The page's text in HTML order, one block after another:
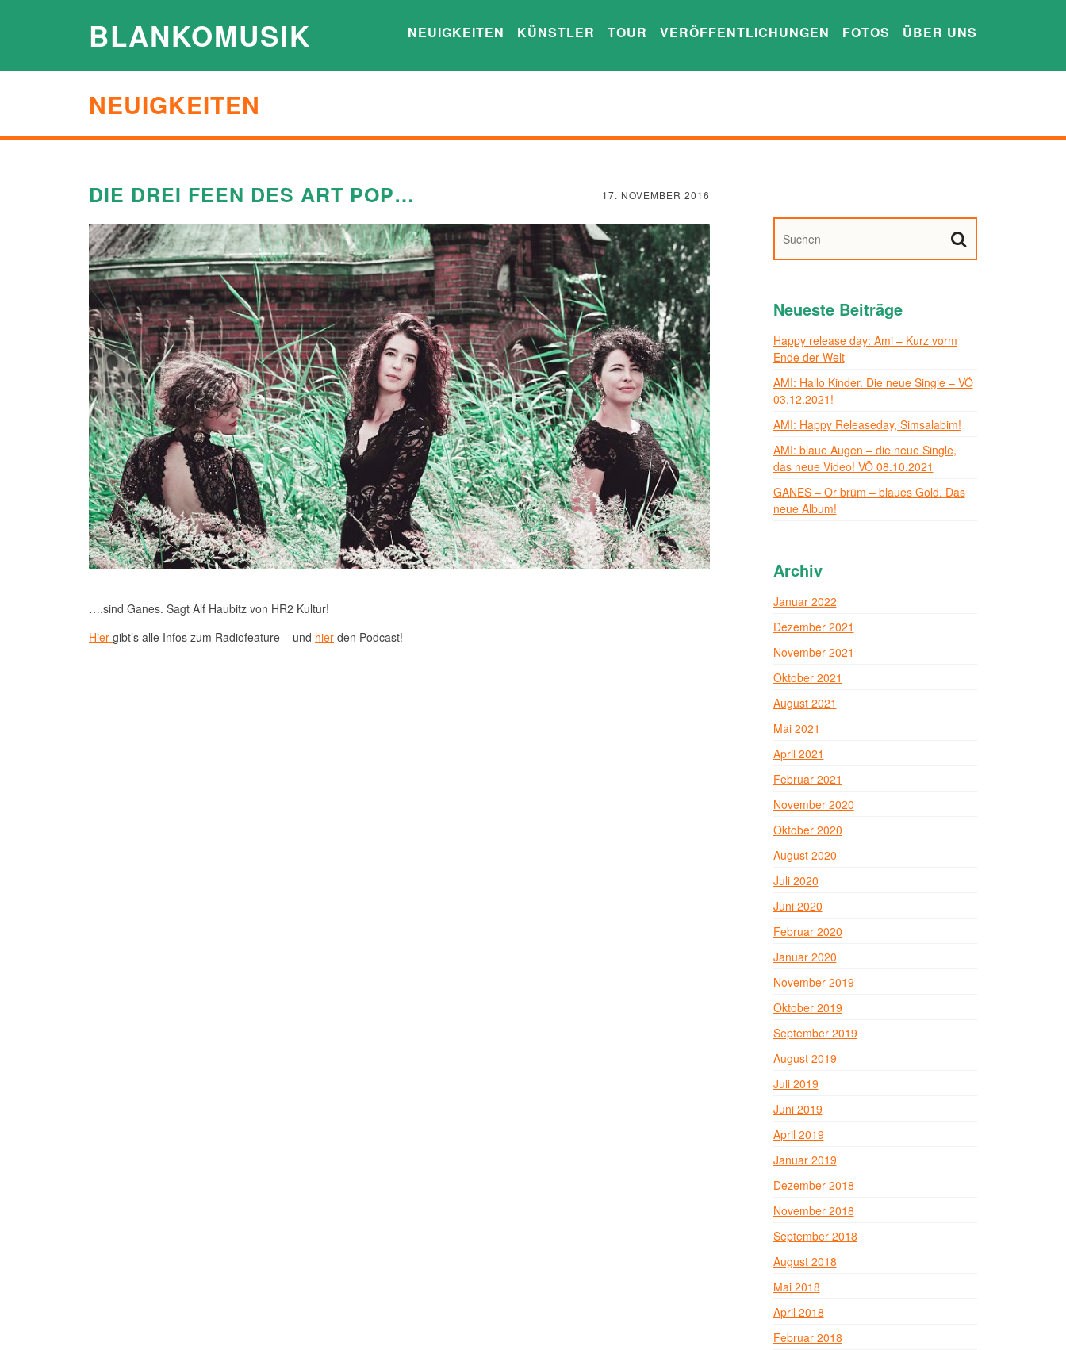
BLANKOMUSIK NEUIGKEITEN KÜNSTLER TOUR VERÖFFENTLICHUNGEN FOTOS ÜBER UNS
NEUIGKEITEN
DIE DREI FEEN DES ART POP… 17. NOVEMBER 2016
….sind Ganes. Sagt Alf Haubitz von HR2 Kultur!
Hier gibt’s alle Infos zum Radiofeature – und hier den Podcast!
Neueste Beiträge
Happy release day: Ami – Kurz vorm
Ende der Welt
AMI: Hallo Kinder. Die neue Single – VÖ
03.12.2021!
AMI: Happy Releaseday, Simsalabim!
AMI: blaue Augen – die neue Single,
das neue Video! VÖ 08.10.2021
GANES – Or brüm – blaues Gold. Das
neue Album!
Archiv
Januar 2022
Dezember 2021
November 2021
Oktober 2021
August 2021
Mai 2021
April 2021
Februar 2021
November 2020
Oktober 2020
August 2020
Juli 2020
Juni 2020
Februar 2020
Januar 2020
November 2019
Oktober 2019
September 2019
August 2019
Juli 2019
Juni 2019
April 2019
Januar 2019
Dezember 2018
November 2018
September 2018
August 2018
Mai 2018
April 2018
Februar 2018